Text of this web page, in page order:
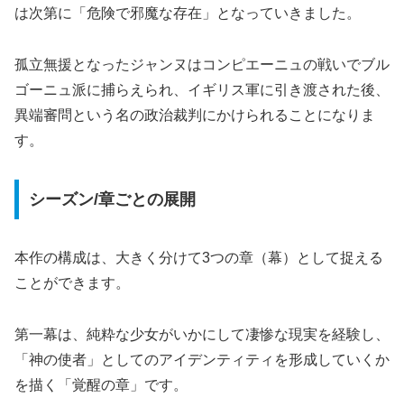
は次第に「危険で邪魔な存在」となっていきました。
孤立無援となったジャンヌはコンピエーニュの戦いでブル
ゴーニュ派に捕らえられ、イギリス軍に引き渡された後、
異端審問という名の政治裁判にかけられることになりま
す。
シーズン/章ごとの展開
本作の構成は、大きく分けて3つの章（幕）として捉える
ことができます。
第一幕は、純粋な少女がいかにして凄惨な現実を経験し、
「神の使者」としてのアイデンティティを形成していくか
を描く「覚醒の章」です。